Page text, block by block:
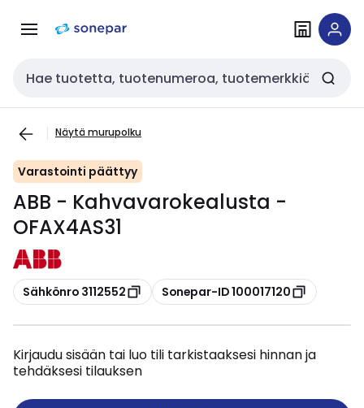
navigointiinsisältöön
Haku
Näytä murupolku
Varastointi päättyy
ABB - Kahvavarokealusta -
OFAX4AS31
Kopioi
Sähkönro 3112552 Kopioi
Sonepar-ID 100017120
Kirjaudu sisään tai luo tili tarkistaaksesi hinnan ja
tehdäksesi tilauksen